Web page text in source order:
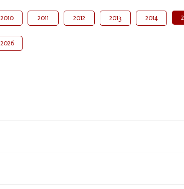
2010 2011 2012 2013 2014
2026